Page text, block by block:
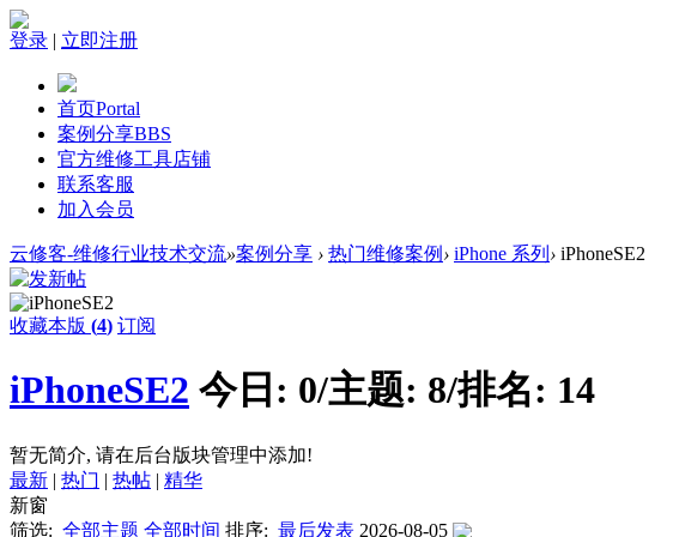
登录 | 立即注册
首页Portal
案例分享BBS
官方维修工具店铺
联系客服
加入会员
云修客-维修行业技术交流»案例分享 › 热门维修案例 › iPhone 系列 › iPhoneSE2
收藏本版 (4) 订阅
iPhoneSE2 今日: 0/主题: 8/排名: 14
暂无简介, 请在后台版块管理中添加!
最新 | 热门 | 热帖 | 精华
新窗
筛选: 全部主题 全部时间 排序: 最后发表 2026-08-05